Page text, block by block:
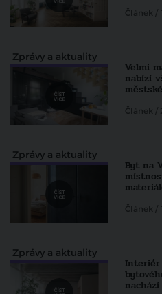
Článek /
Zprávy a aktuality
Velmi
nabízí
Článek /
Zprávy a aktuality
Byt na
Článek /
Zprávy a aktuality
Interiér
nachází